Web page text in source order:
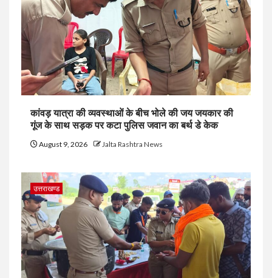
कांवड़ यात्रा की व्यवस्थाओं के बीच भोले की जय जयकार की
गूंज के साथ सड़क पर कटा पुलिस जवान का बर्थ डे केक
August 9, 2026 Jalta Rashtra News
उत्तराखण्ड